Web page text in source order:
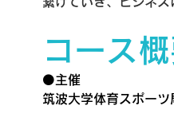
コース
⚫️主催
筑波大学体育スポーツ